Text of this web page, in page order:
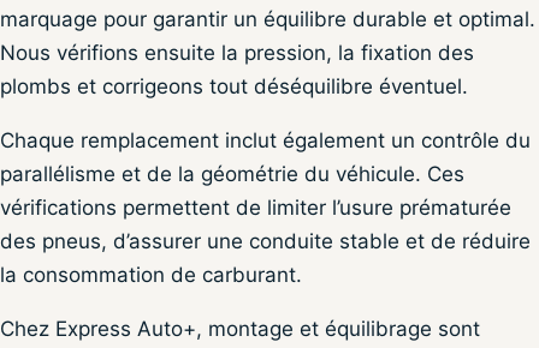
marquage pour garantir un équilibre durable et optimal.
Nous vérifions ensuite la pression, la fixation des
plombs et corrigeons tout déséquilibre éventuel.
Chaque remplacement inclut également un contrôle du
parallélisme et de la géométrie du véhicule. Ces
vérifications permettent de limiter l’usure prématurée
des pneus, d’assurer une conduite stable et de réduire
la consommation de carburant.
Chez Express Auto+, montage et équilibrage sont